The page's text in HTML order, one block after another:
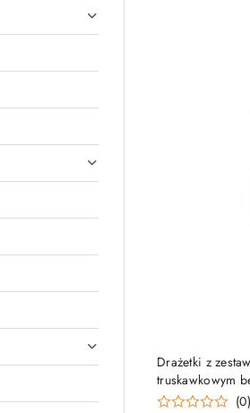
Drażetki z
truskawkowym
(0)